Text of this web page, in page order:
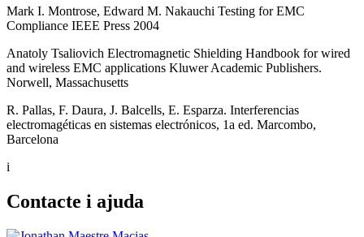
Mark I. Montrose, Edward M. Nakauchi Testing for EMC
Compliance IEEE Press 2004
Anatoly Tsaliovich Electromagnetic Shielding Handbook for wired
and wireless EMC applications Kluwer Academic Publishers.
Norwell, Massachusetts
R. Pallas, F. Daura, J. Balcells, E. Esparza. Interferencias
electromagéticas en sistemas electrónicos, 1a ed. Marcombo,
Barcelona
i
Contacte i ajuda